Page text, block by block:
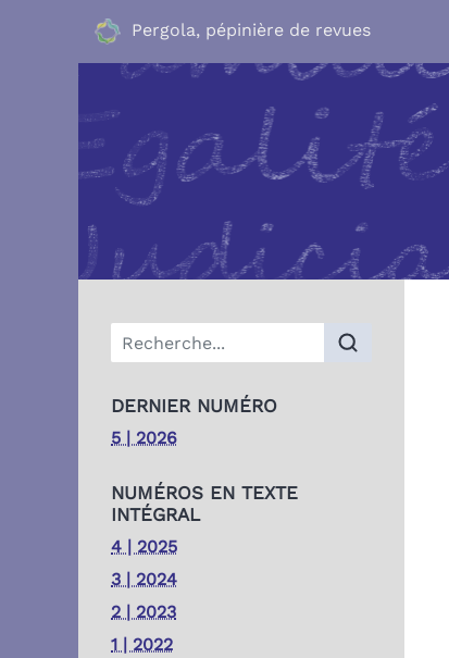
Pergola, pépinière de revues
Menu principal
DERNIER NUMÉRO
5 | 2026
NUMÉROS EN TEXTE
INTÉGRAL
4 | 2025
3 | 2024
2 | 2023
1 | 2022